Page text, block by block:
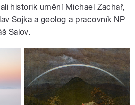
historik umění Michael Zachař,
Sojka a geolog a pracovník NP
Salov.